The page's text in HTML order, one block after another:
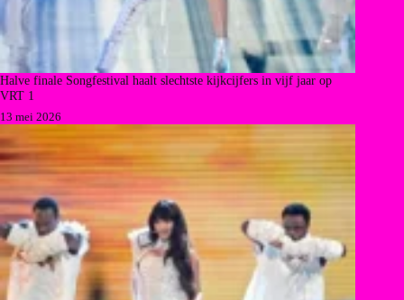
Halve finale Songfestival haalt slechtste kijkcijfers in vijf jaar op
VRT 1
13 mei 2026